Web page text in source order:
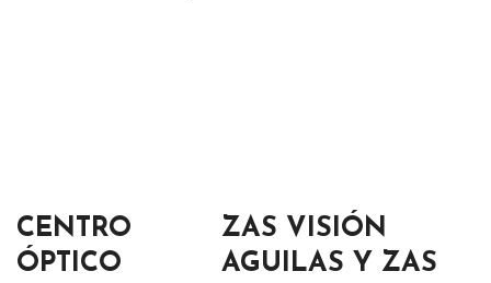
CENTRO
ÓPTICO
ZAS VISIÓN
AGUILAS Y ZAS